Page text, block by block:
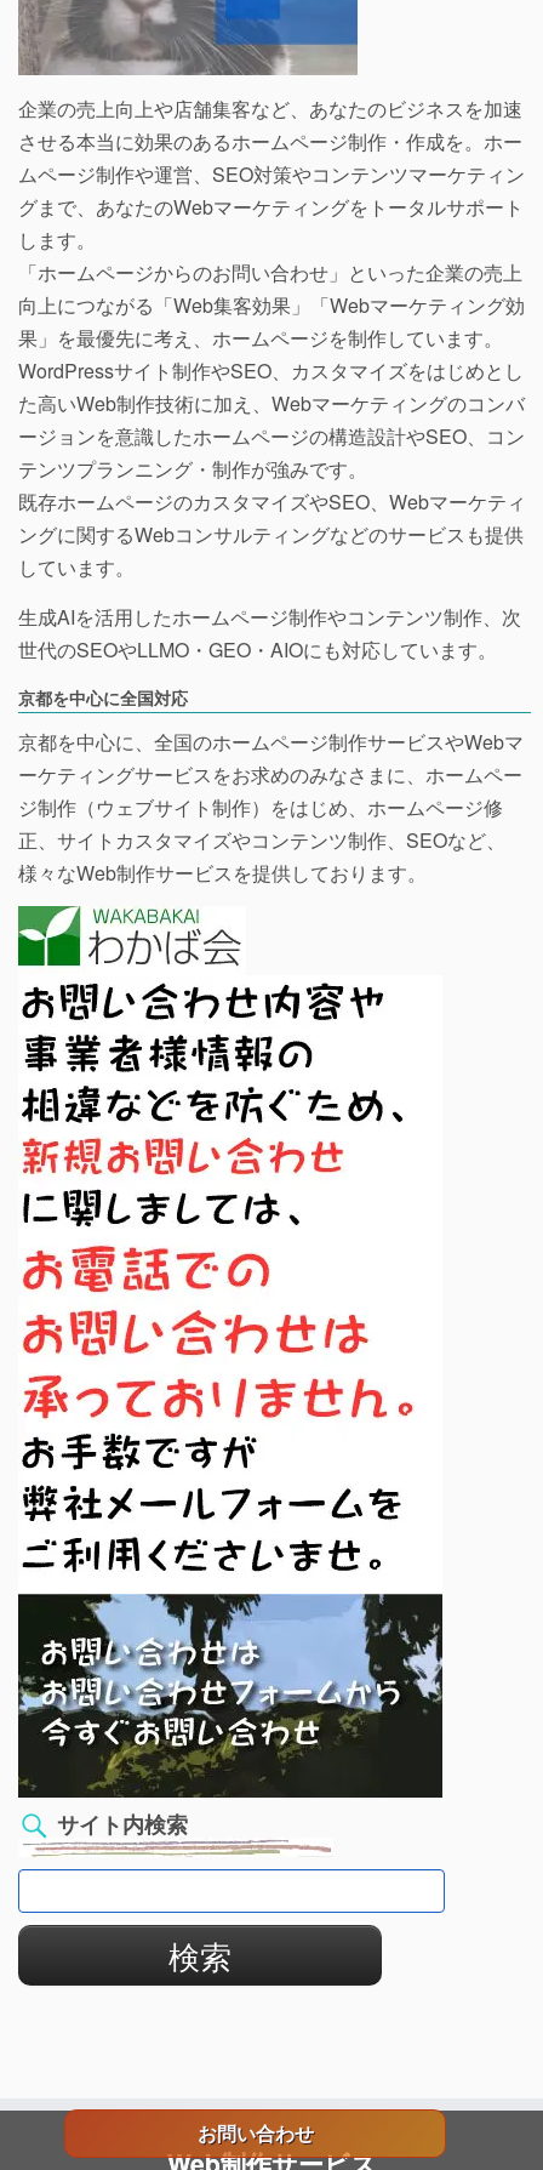
企業の売上向上や店舗集客など、あなたのビジネスを加速
させる本当に効果のあるホームページ制作・作成を。ホー
ムページ制作や運営、SEO対策やコンテンツマーケティン
グまで、あなたのWebマーケティングをトータルサポート
します。
「ホームページからのお問い合わせ」といった企業の売上
向上につながる「Web集客効果」「Webマーケティング効
果」を最優先に考え、ホームページを制作しています。
WordPressサイト制作やSEO、カスタマイズをはじめとし
た高いWeb制作技術に加え、Webマーケティングのコンバ
ージョンを意識したホームページの構造設計やSEO、コン
テンツプランニング・制作が強みです。
既存ホームページのカスタマイズやSEO、Webマーケティ
ングに関するWebコンサルティングなどのサービスも提供
しています。
生成AIを活用したホームページ制作やコンテンツ制作、次
世代のSEOやLLMO・GEO・AIOにも対応しています。
京都を中心に全国対応
京都を中心に、全国のホームページ制作サービスやWebマ
ーケティングサービスをお求めのみなさまに、ホームペー
ジ制作（ウェブサイト制作）をはじめ、ホームページ修
正、サイトカスタマイズやコンテンツ制作、SEOなど、
様々なWeb制作サービスを提供しております。
サイト内検索
検
索:
Web制作サービス
お問い合わせ